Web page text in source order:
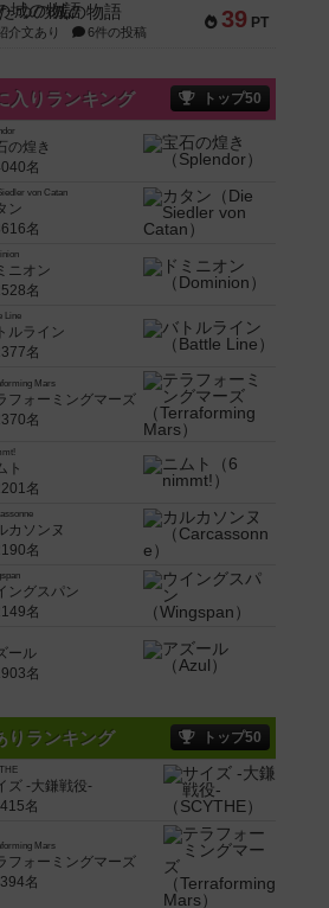
39 PT
つの城の物語
介文あり 6件の投稿
入りランキング トップ50
の煌き
名
von Catan
ン
名
ニオン
名
Line
ルライン
名
Mars
フォーミングマーズ
名
ト
名
カソンヌ
名
ングスパン
名
ール
名
りランキング トップ50
ズ -大鎌戦役-
名
Mars
フォーミングマーズ
名